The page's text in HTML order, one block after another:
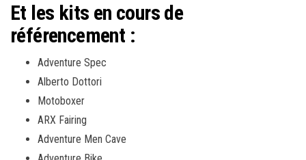
Et les kits en cours de
référencement :
Adventure Spec
Alberto Dottori
Motoboxer
ARX Fairing
Adventure Men Cave